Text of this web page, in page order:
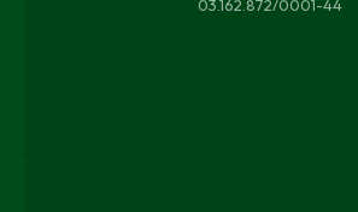
03.162.872/0001-44